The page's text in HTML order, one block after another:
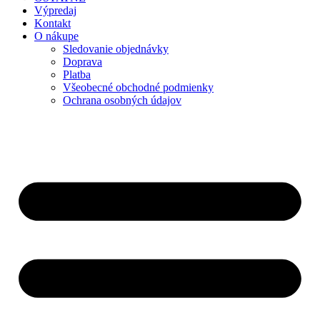
Výpredaj
Kontakt
O nákupe
Sledovanie objednávky
Doprava
Platba
Všeobecné obchodné podmienky
Ochrana osobných údajov